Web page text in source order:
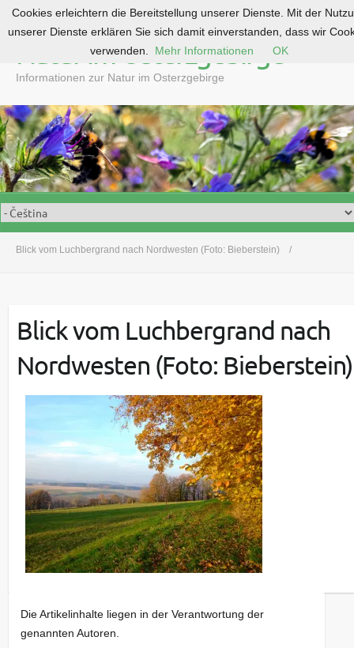
o
c
o
n
t
e
n
Natur im Osterzgebirge
Informationen zur Natur im Osterzgebirge
Blick vom Luchbergrand nach Nordwesten (Foto: Bieberstein)
Blick vom Luchbergrand nach
Nordwesten (Foto: Bieberstein)
Die Artikelinhalte liegen in der Verantwortung der
genannten Autoren.
Cookies erleichtern die Bereitstellung unserer Dienste. Mit der
unserer Dienste erklären Sie sich damit einverstanden, dass wir
verwenden.
Mehr Informationen OK